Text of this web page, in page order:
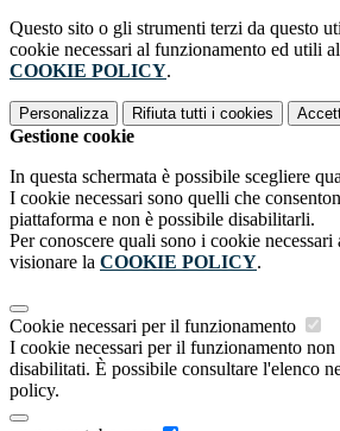
Questo sito o gli strumenti terzi da questo
cookie necessari al funzionamento ed utili
COOKIE POLICY.
Personalizza Rifiuta tutti i cookies
Gestione cookie
In questa schermata è possibile scegliere
I cookie necessari sono quelli che
piattaforma e non è possibile disabilitarli.
Per conoscere quali sono i cookie
visionare la COOKIE POLICY.
Cookie necessari per il funzionamento
I cookie necessari per il funzionamento non
disabilitati. È possibile consultare l'elenco
policy.